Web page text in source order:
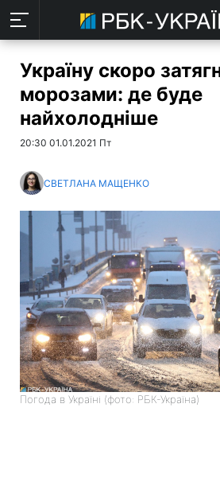
Україну скоро
морозами: де буде
найхолодніше
20:30 01.01.2021 Пт
СВЕТЛАНА МАЩЕНКО
Погода в Україні (фото: РБК-Україна)